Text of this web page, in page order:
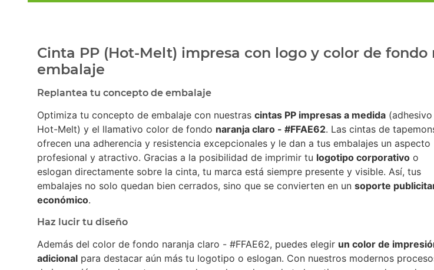
Cinta PP (Hot-Melt) impresa con logo y color de
embalaje
Replantea tu concepto de embalaje
Optimiza tu concepto de embalaje con nuestras cintas PP impresas a medida (adhesivo
Hot-Melt) y el llamativo color de fondo naranja claro - #FFAE62. Las cintas de
ofrecen una adherencia y resistencia excepcionales y le dan a tus embalajes un aspecto
profesional y atractivo. Gracias a la posibilidad de imprimir tu logotipo corporativo o
eslogan directamente sobre la cinta, tu marca está siempre presente y visible. Así, tus
embalajes no solo quedan bien cerrados, sino que se convierten en un soporte
económico.
Haz lucir tu diseño
Además del color de fondo naranja claro - #FFAE62, puedes elegir un color de
adicional para destacar aún más tu logotipo o eslogan. Con nuestros modernos